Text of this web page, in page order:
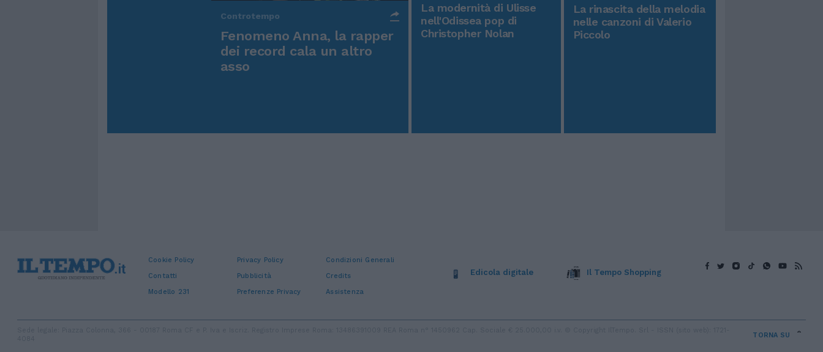
Controtempo
Fenomeno Anna, la rapper
dei record cala un altro
asso
La modernità di Ulisse
nell'Odissea pop di
Christopher Nolan
La rinascita della melodia
nelle canzoni di Valerio
Piccolo
Cookie Policy Privacy Policy
Condizioni Generali
Contatti
Pubblicità
Credits
Modello 231
Preferenze Privacy Assistenza
Edicola digitale Il Tempo Shopping
TORNA SU